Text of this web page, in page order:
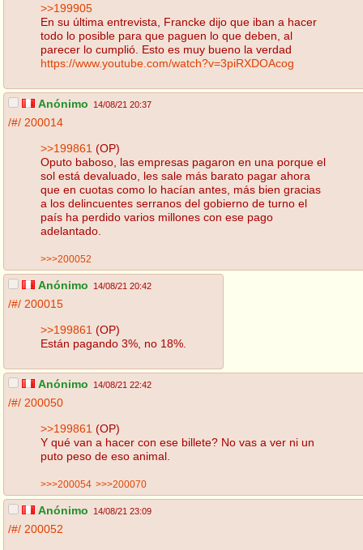
>>199905
En su última entrevista, Francke dijo que iban a hacer
todo lo posible para que paguen lo que deben, al
parecer lo cumplió. Esto es muy bueno la verdad
https://www.youtube.com/watch?v=3piRXDOAcog
Anónimo 14/08/21 20:37
/#/ 200014
>>199861 (OP)
Oputo baboso, las empresas pagaron en una porque el
sol está devaluado, les sale más barato pagar ahora
que en cuotas como lo hacían antes, más bien gracias
a los delincuentes serranos del gobierno de turno el
país ha perdido varios millones con ese pago
adelantado.
>>>200052
Anónimo 14/08/21 20:42
/#/ 200015
>>199861 (OP)
Están pagando 3%, no 18%.
Anónimo 14/08/21 22:42
/#/ 200050
>>199861 (OP)
Y qué van a hacer con ese billete? No vas a ver ni un
puto peso de eso animal.
>>>200054 >>>200070
Anónimo 14/08/21 23:09
/#/ 200052